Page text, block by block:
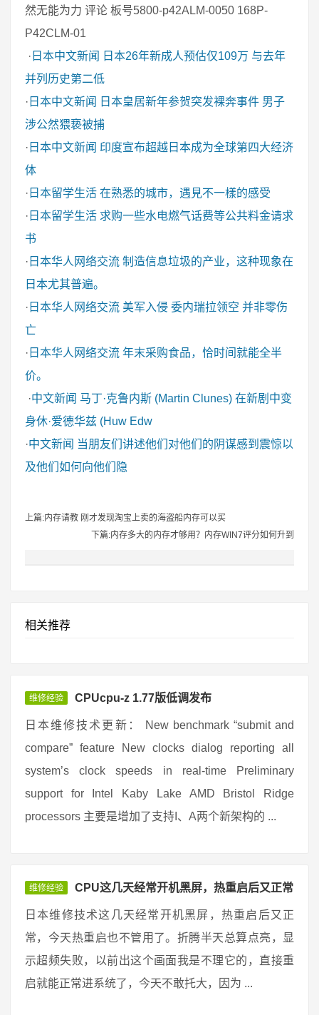
然无能为力 评论 板号5800-p42ALM-0050 168P-
P42CLM-01
· 日本中文新闻
日本26年新成人预估仅109万 与去年
并列历史第二低
· 日本中文新闻
日本皇居新年参贺突发裸奔事件 男子
涉公然猥亵被捕
· 日本中文新闻 印度宣布超越日本成为全球第四大经济
体
· 日本留学生活 在熟悉的城市，遇見不一樣的感受
· 日本留学生活 求购一些水电燃气话费等公共料金请求
书
· 日本华人网络交流 制造信息垃圾的产业，这种现象在
日本尤其普遍。
· 日本华人网络交流 美军入侵 委内瑞拉领空 并非零伤
亡
· 日本华人网络交流 年末采购食品，恰时间就能全半
价。
·中文新闻 马丁·克鲁内斯 (Martin Clunes) 在新剧中变
身休·爱德华兹 (Huw Edw
·中文新闻 当朋友们讲述他们对他们的阴谋感到震惊以
及他们如何向他们隐
上篇:内存请教 刚才发现淘宝上卖的海盗船内存可以买
下篇:内存多大的内存才够用？内存WIN7评分如何升到
相关推荐
维修经验 CPUcpu-z 1.77版低调发布
日本维修技术更新： New benchmark “submit and
compare” feature New clocks dialog reporting all
system’s clock speeds in real-time Preliminary
support for Intel Kaby Lake AMD Bristol Ridge
processors 主要是增加了支持I、A两个新架构的 ...
维修经验 CPU这几天经常开机黑屏，热重启后又正常
日本维修技术这几天经常开机黑屏，热重启后又正
常，今天热重启也不管用了。折腾半天总算点亮，显
示超频失败，以前出这个画面我是不理它的，直接重
启就能正常进系统了，今天不敢托大，因为 ...